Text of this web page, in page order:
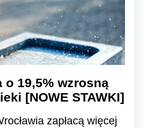
o 19,5% wzrosną
[NOWE STAWKI]
zapłacą więcej